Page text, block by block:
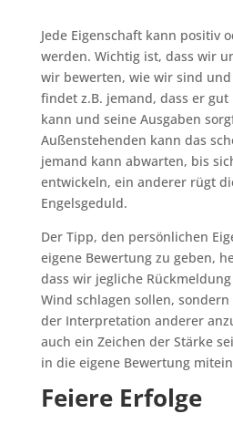
Jede Eigenschaft kann positiv
werden. Wichtig ist, dass wir
wir bewerten, wie wir sind
findet z.B. jemand, dass er
kann und seine Ausgaben
Außenstehenden kann das
jemand kann abwarten, bis
entwickeln, ein anderer rügt
Engelsgeduld.
Der Tipp, den persönlichen
eigene Bewertung zu geben,
dass wir jegliche
Wind schlagen sollen,
der Interpretation anderer
auch ein Zeichen der Stärke
in die eigene Bewertung
Feiere Erfolge